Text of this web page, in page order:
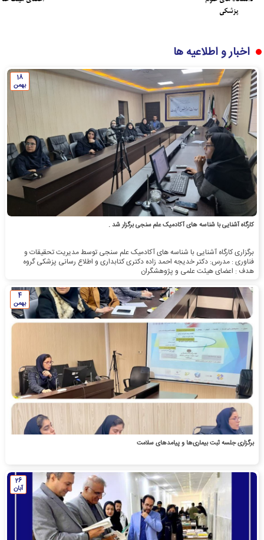
پزشکی
اخبار و اطلاعیه ها
کارگاه آشنایی با شناسه های آکادمیک علم سنجی برگزار شد .
برگزاری کارگاه آشنایی با شناسه های آکادمیک علم سنجی توسط مدیریت تحقیقات و
فناوری : مدرس: دکتر خدیجه احمد زاده دکتری کتابداری و اطلاع رسانی پزشکی گروه
هدف : اعضای هیئت علمی و پژوهشگران
18
بهمن
برگزاری جلسه ثبت بیماری‌ها و پیامدهای سلامت
4
بهمن
26
آبان